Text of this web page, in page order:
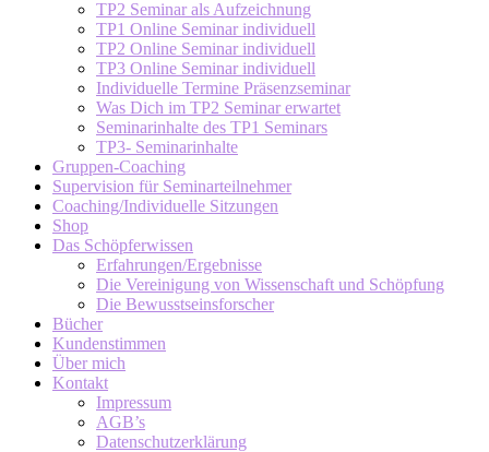
TP2 Seminar als Aufzeichnung
TP1 Online Seminar individuell
TP2 Online Seminar individuell
TP3 Online Seminar individuell
Individuelle Termine Präsenzseminar
Was Dich im TP2 Seminar erwartet
Seminarinhalte des TP1 Seminars
TP3- Seminarinhalte
Gruppen-Coaching
Supervision für Seminarteilnehmer
Coaching/Individuelle Sitzungen
Shop
Das Schöpferwissen
Erfahrungen/Ergebnisse
Die Vereinigung von Wissenschaft und Schöpfung
Die Bewusstseinsforscher
Bücher
Kundenstimmen
Über mich
Kontakt
Impressum
AGB’s
Datenschutzerklärung